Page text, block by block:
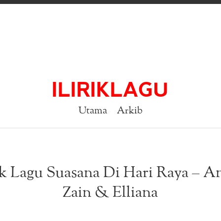
ILIRIKLAGU
Utama Arkib
Lagu Suasana Di Hari Raya –
Zain & Elliana